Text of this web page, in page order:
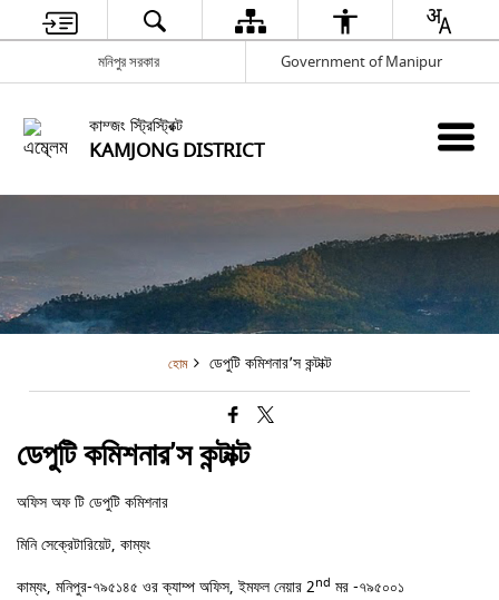
মনিপুর সরকার Government of Manipur
কাম্জং স্ট্রিস্ট্রিক্ট
KAMJONG DISTRICT
হোম ডেপুটি কমিশনার’স কন্টাক্ট
ডেপুটি কমিশনার’স কন্টাক্ট
অফিস অফ টি ডেপুটি কমিশনার
মিনি সেক্রেটারিয়েট, কাম্যং
কাম্যং, মনিপুর-৭৯৫১৪৫ ওর ক্যাম্প অফিস, ইমফল নেয়ার 2nd মর -৭৯৫০০১